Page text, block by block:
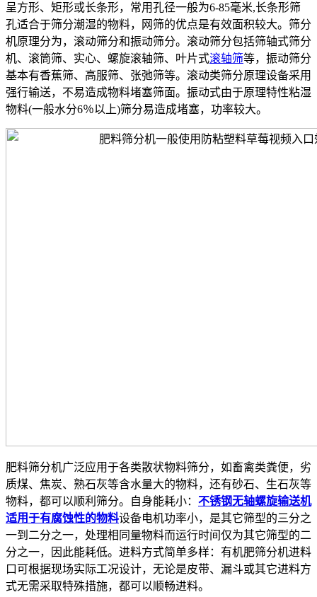
呈方形、矩形或长条形，常用孔径一般为6-85毫米,长条形筛
孔适合于筛分潮湿的物料，网筛的优点是有效面积较大。筛分
机原理分为，滚动筛分和振动筛分。滚动筛分包括筛轴式筛分
机、滚筒筛、实心、螺旋滚轴筛、叶片式滚轴筛等，振动筛分
基本有香蕉筛、高服筛、张弛筛等。滚动类筛分原理设备采用
强行输送，不易造成物料堵塞筛面。振动式由于原理特性粘湿
物料(一般水分6％以上)筛分易造成堵塞，功率较大。
肥料筛分机广泛应用于各类散状物料筛分，如畜禽类粪便，劣
质煤、焦炭、熟石灰等含水量大的物料，还有砂石、生石灰等
物料，都可以顺利筛分。自身能耗小： 不锈钢无轴螺旋输送机
适用于有腐蚀性的物料设备电机功率小，是其它筛型的三分之
一到二分之一，处理相同量物料而运行时间仅为其它筛型的二
分之一，因此能耗低。进料方式简单多样：有机肥筛分机进料
口可根据现场实际工况设计，无论是皮带、漏斗或其它进料方
式无需采取特殊措施，都可以顺畅进料。